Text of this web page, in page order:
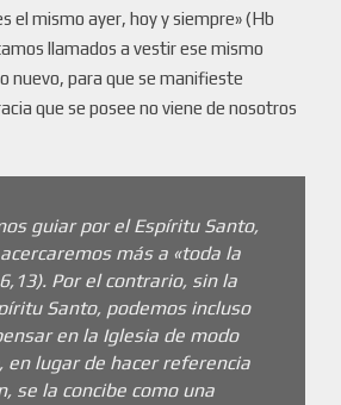
el mismo ayer, hoy y siempre» (Hb
llamados a vestir ese mismo
nuevo, para que se manifieste
que se posee no viene de nosotros
guiar por el Espíritu Santo,
más a «toda la
Por el contrario, sin la
Santo, podemos incluso
en la Iglesia de modo
en lugar de hacer referencia
se la concibe como una